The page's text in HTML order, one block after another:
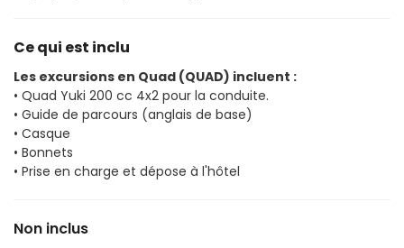
Ce qui est inclu
Les excursions en Quad (QUAD) incluent :
• Quad Yuki 200 cc 4x2 pour la conduite.
• Guide de parcours (anglais de base)
• Casque
• Bonnets
• Prise en charge et dépose à l'hôtel
Non inclus